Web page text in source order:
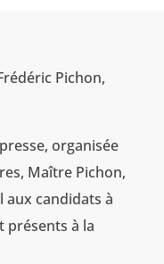
Pichon,
organisée
Maître Pichon,
aux candidats à
présents à la